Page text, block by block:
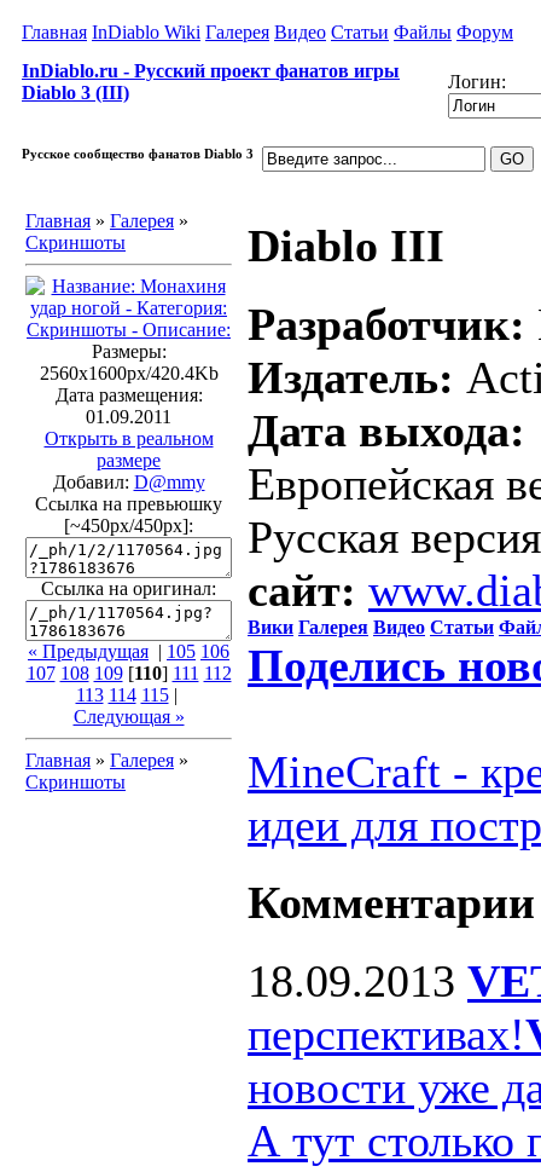
Главная InDiablo Wiki Галерея Видео Статьи Файлы Форум
InDiablo.ru - Русский проект фанатов игры
Diablo 3 (III)
Логин:
Русское сообщество фанатов Diablo 3
Главная » Галерея »
Скриншоты
Размеры:
2560x1600px/420.4Kb
Дата размещения:
01.09.2011
Открыть в реальном
размере
Добавил: D@mmy
Ссылка на превьюшку
[~450px/450px]:
Ссылка на оригинал:
« Предыдущая | 105 106
107 108 109[110] 111 112
113 114 115|
Следующая »
Главная » Галерея »
Скриншоты
Diablo III
Разработчик:
Издатель:
Дата выхода:
Европейская
Русская
сайт:
Вики Галерея Видео Статьи
Поделись
MineCraft -
идеи для
Комментарии
18.09.2013
перспективах!
новости уже
А тут